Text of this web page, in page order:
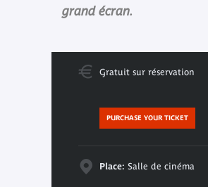
grand écran.
Gratuit sur réservation
PURCHASE YOUR TICKET
Place: Salle de cinéma